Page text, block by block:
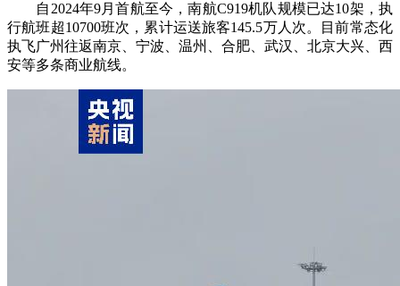
自2024年9月首航至今，南航C919机队规模已达10架，执
行航班超10700班次，累计运送旅客145.5万人次。目前常态化
执飞广州往返南京、宁波、温州、合肥、武汉、北京大兴、西
安等多条商业航线。